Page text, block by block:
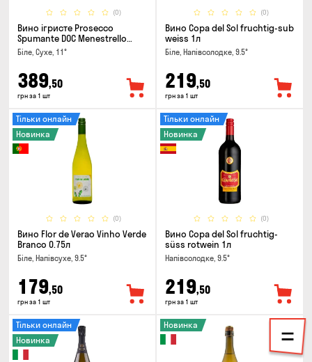
(0)
Вино ігристе Prosecco
Spumante DOC Menestrello
0.75л
Біле, Сухе, 11°
389,50
грн за 1 шт
(0)
Вино Copa del Sol fruchtig-sub
weiss 1л
Біле, Напівсолодке, 9.5°
219,50
грн за 1 шт
(0)
Тільки онлайн
Новинка
Вино Flor de Verao Vinho Verde
Branco 0.75л
Біле, Напівсухе, 9.5°
179,50
грн за 1 шт
(0)
Тільки онлайн
Новинка
Вино Copa del Sol fruchtig-
süss rotwein 1л
Напівсолодке, 9.5°
219,50
грн за 1 шт
Тільки онлайн
Новинка
Новинка